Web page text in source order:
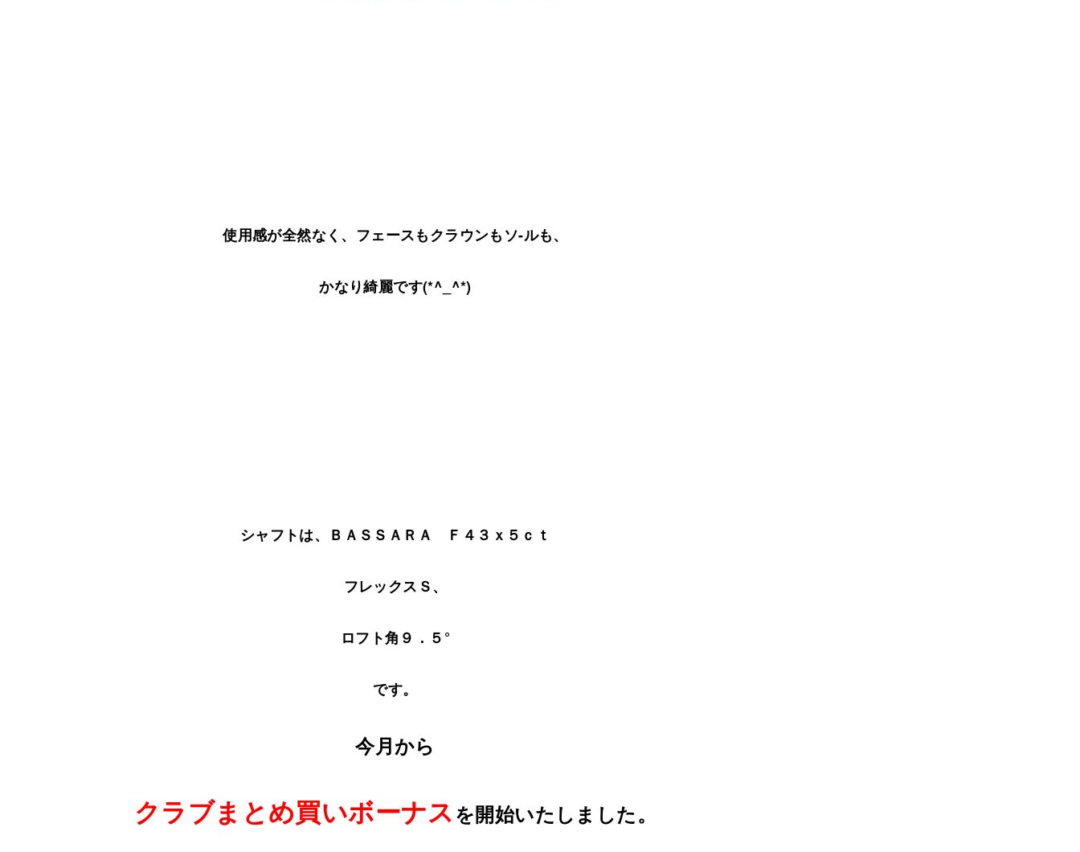
使用感が全然なく、フェースもクラウンもソ-ルも、
かなり綺麗です(*^_^*)
シャフトは、ＢＡＳＳＡＲＡ Ｆ４３ｘ５ｃｔ
フレックスＳ、
ロフト角９．５°
です。
今月から
クラブまとめ買いボーナスを開始いたしました。